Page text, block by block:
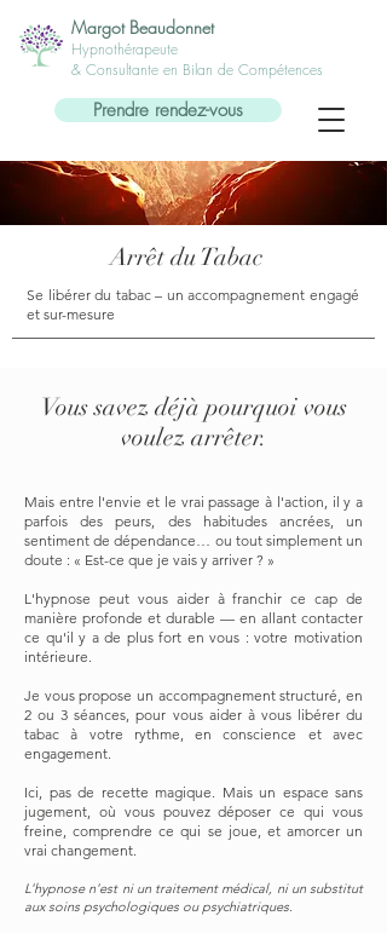
Prendre rendez-vous
Margot Beaudonnet
Hypnothérapeute
& Consultante en Bilan de Compétences
Arrêt du Tabac
Se libérer du tabac – un accompagnement engagé
et sur-mesure
Vous savez déjà pourquoi vous
voulez arrêter.
Mais entre l'envie et le vrai passage à l'action, il y a
parfois des peurs, des habitudes ancrées, un
sentiment de dépendance… ou tout simplement un
doute : « Est-ce que je vais y arriver ? »
L'hypnose peut vous aider à franchir ce cap de
manière profonde et durable — en allant contacter
ce qu'il y a de plus fort en vous : votre motivation
intérieure.
Je vous propose un accompagnement structuré, en
2 ou 3 séances, pour vous aider à vous libérer du
tabac à votre rythme, en conscience et avec
engagement.
Ici, pas de recette magique. Mais un espace sans
jugement, où vous pouvez déposer ce qui vous
freine, comprendre ce qui se joue, et amorcer un
vrai changement.
L'hypnose n'est ni un traitement médical, ni un substitut
aux soins psychologiques ou psychiatriques.